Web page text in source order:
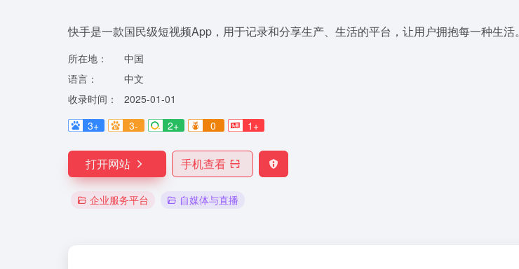
快手是一款国民级短视频App，用于记录和分享生产、生活的平台，让用户拥抱每一种生活。
所在地：
中国
语言：
中文
收录时间：
2025-01-01
3+
3- 2+ 0 1+
打开网站 手机查看
企业服务平台 自媒体与直播